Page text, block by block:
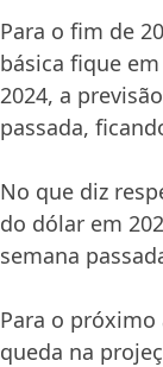
Para o fim de
básica fique
2024, a
passada,
No que diz
do dólar em
semana
Para o
queda na